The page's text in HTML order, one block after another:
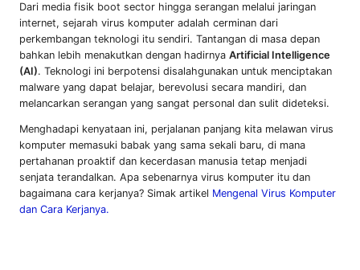
Dari media fisik boot sector hingga serangan melalui jaringan
internet, sejarah virus komputer adalah cerminan dari
perkembangan teknologi itu sendiri. Tantangan di masa depan
bahkan lebih menakutkan dengan hadirnya Artificial Intelligence
(AI). Teknologi ini berpotensi disalahgunakan untuk menciptakan
malware yang dapat belajar, berevolusi secara mandiri, dan
melancarkan serangan yang sangat personal dan sulit dideteksi.
Menghadapi kenyataan ini, perjalanan panjang kita melawan virus
komputer memasuki babak yang sama sekali baru, di mana
pertahanan proaktif dan kecerdasan manusia tetap menjadi
senjata terandalkan. Apa sebenarnya virus komputer itu dan
bagaimana cara kerjanya? Simak artikel Mengenal Virus Komputer
dan Cara Kerjanya.